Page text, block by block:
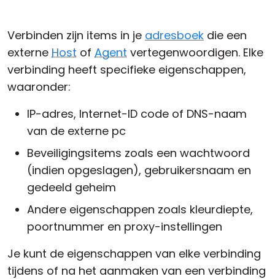
Verbinden zijn items in je adresboek die een
externe Host of Agent vertegenwoordigen. Elke
verbinding heeft specifieke eigenschappen,
waaronder:
IP-adres, Internet-ID code of DNS-naam
van de externe pc
Beveiligingsitems zoals een wachtwoord
(indien opgeslagen), gebruikersnaam en
gedeeld geheim
Andere eigenschappen zoals kleurdiepte,
poortnummer en proxy-instellingen
Je kunt de eigenschappen van elke verbinding
tijdens of na het aanmaken van een verbinding